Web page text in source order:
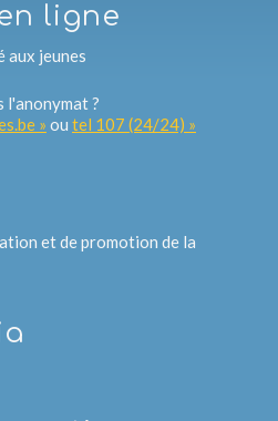
ligne
aux jeunes
l'anonymat ?
» ou tel 107 (24/24) »
et de promotion de la